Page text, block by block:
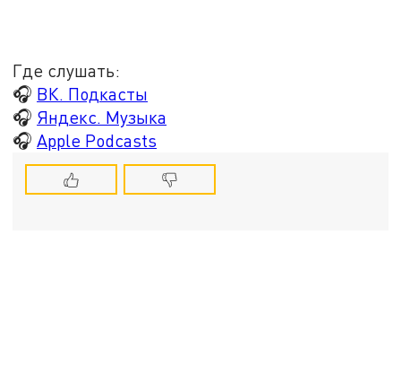
Где слушать:
🎧 ВК. Подкасты
🎧 Яндекс. Музыка
🎧Apple Podcasts